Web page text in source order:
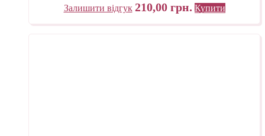
Залишити відгук 210,00 грн. Купити